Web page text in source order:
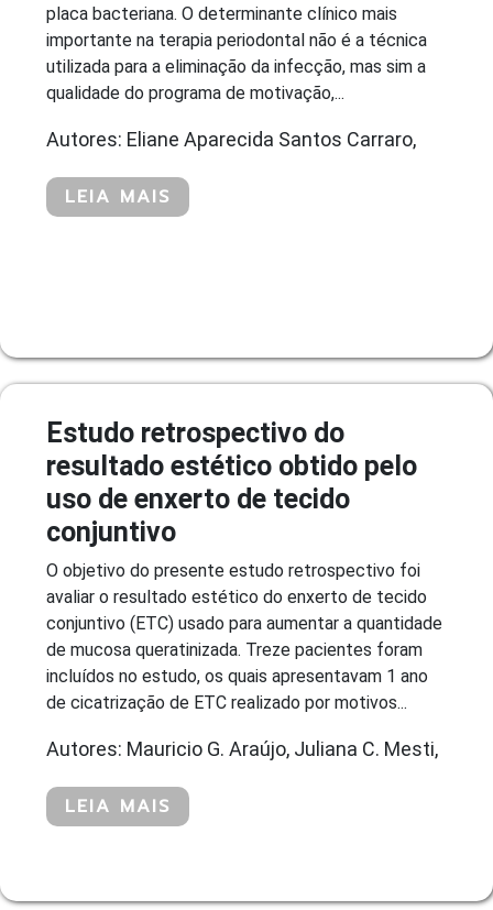
placa bacteriana. O determinante clínico mais
importante na terapia periodontal não é a técnica
utilizada para a eliminação da infecção, mas sim a
qualidade do programa de motivação,...
Autores: Eliane Aparecida Santos Carraro,
LEIA MAIS
Estudo retrospectivo do
resultado estético obtido pelo
uso de enxerto de tecido
conjuntivo
O objetivo do presente estudo retrospectivo foi
avaliar o resultado estético do enxerto de tecido
conjuntivo (ETC) usado para aumentar a quantidade
de mucosa queratinizada. Treze pacientes foram
incluídos no estudo, os quais apresentavam 1 ano
de cicatrização de ETC realizado por motivos...
Autores: Mauricio G. Araújo, Juliana C. Mesti,
LEIA MAIS